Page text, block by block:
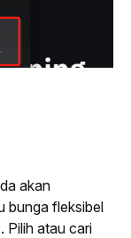
akan
bunga fleksibel
Pilih atau cari